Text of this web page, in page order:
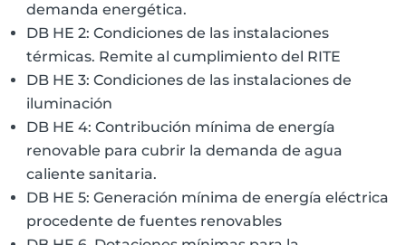
demanda energética.
DB HE 2: Condiciones de las instalaciones
térmicas. Remite al cumplimiento del RITE
DB HE 3: Condiciones de las instalaciones de
iluminación
DB HE 4: Contribución mínima de energía
renovable para cubrir la demanda de agua
caliente sanitaria.
DB HE 5: Generación mínima de energía eléctrica
procedente de fuentes renovables